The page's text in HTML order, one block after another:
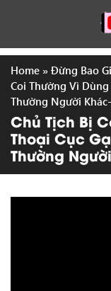
Home » Đừng Bao
Coi Thường Vì
Thường Người
Chủ Tịch Bị
Thoại Cục
Thường